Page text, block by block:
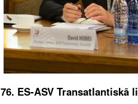
76. ES-ASV Transatlantiskā